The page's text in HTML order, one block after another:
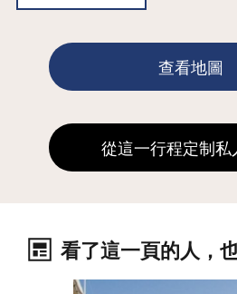
查看地圖
從這一行程定制私
看了這一頁的人，
查看基本資訊